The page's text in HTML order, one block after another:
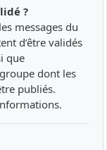
?
messages du
d’être validés
que
dont les
publiés.